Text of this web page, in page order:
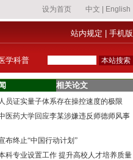
站内规定 手机版
学科普
相关论文
员证实量子体系存在操控速度的极限
医药大学回应李某涉嫌违反师德师风事
布终止“中国行动计划”
科专业设置工作 提升高校人才培养质量